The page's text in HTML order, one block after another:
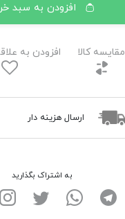
افزودن به سبد
مقایسه کالا افزودن به
ارسال هزینه دار
به اشتراک بگذارید